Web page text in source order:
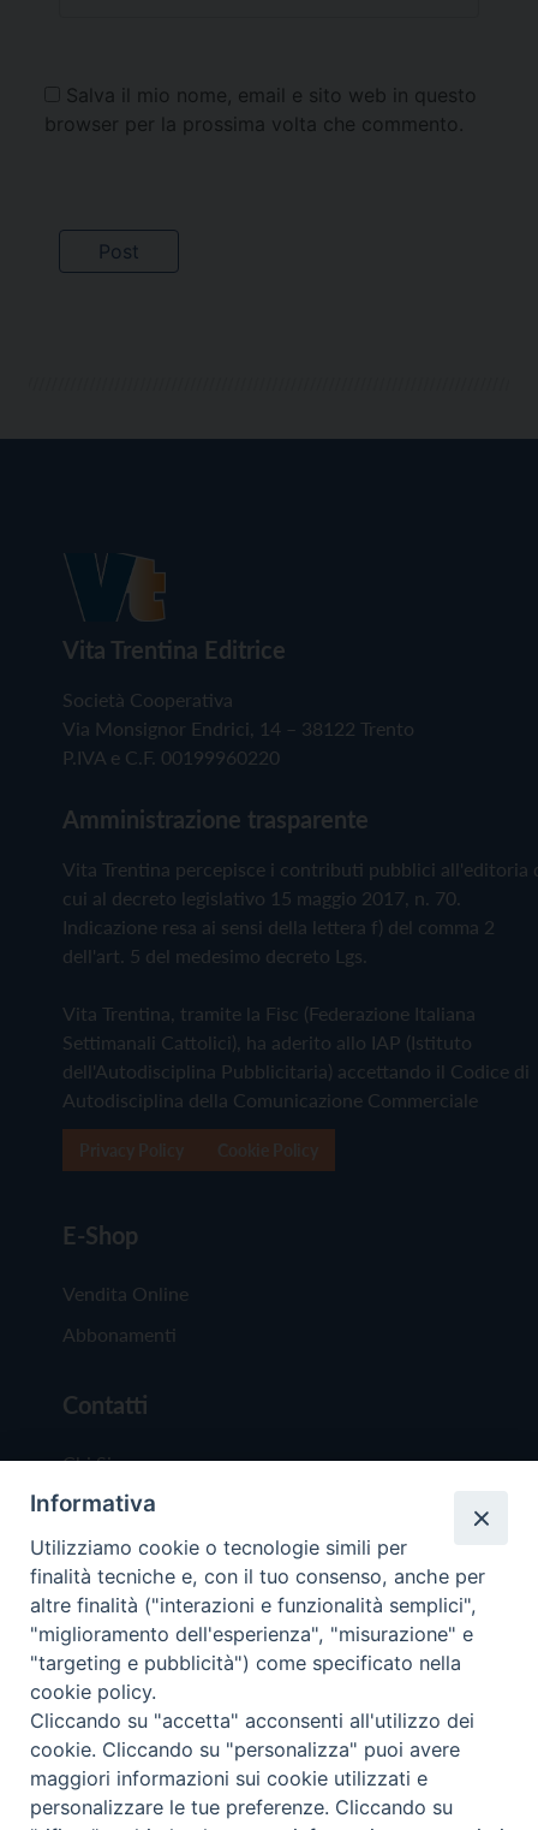
Salva il mio nome, email e sito web in questo
browser per la prossima volta che commento.
Vita Trentina Editrice
Società Cooperativa
Via Monsignor Endrici, 14 – 38122 Trento
P.IVA e C.F. 00199960220
Amministrazione trasparente
Vita Trentina percepisce i contributi pubblici all'editoria
cui al decreto legislativo 15 maggio 2017, n. 70.
Indicazione resa ai sensi della lettera f) del comma 2
dell'art. 5 del medesimo decreto Lgs.
Vita Trentina, tramite la Fisc (Federazione Italiana
Settimanali Cattolici), ha aderito allo IAP (Istituto
dell'Autodisciplina Pubblicitaria) accettando il Codice di
Autodisciplina della Comunicazione Commerciale
E-Shop
Vendita Online
Abbonamenti
Contatti
Chi Siamo
Redazione
Scrivici
Copyright © 2019 - Tutti i diritti riservati - Vita
Trentina Editrice
Privacy Policy
Torna
Informativa
Utilizziamo cookie o tecnologie simili per
finalità tecniche e, con il tuo consenso, anche per
altre finalità ("interazioni e funzionalità semplici",
"miglioramento dell'esperienza", "misurazione" e
"targeting e pubblicità") come specificato nella
cookie policy.
Cliccando su "accetta" acconsenti all'utilizzo dei
cookie. Cliccando su "personalizza" puoi avere
maggiori informazioni sui cookie utilizzati e
personalizzare le tue preferenze. Cliccando su